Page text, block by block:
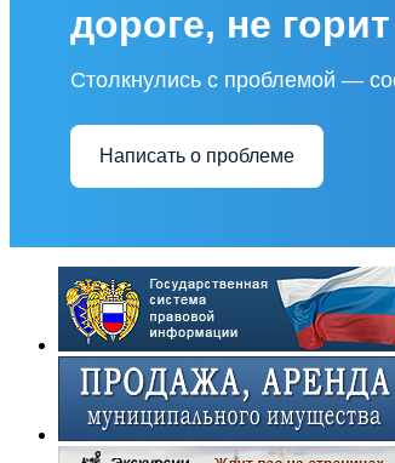
дороге, не
Столкнулись с проблемой —
Написать о проблеме